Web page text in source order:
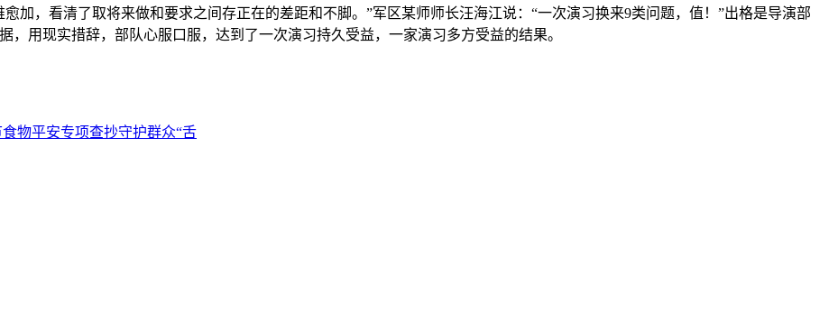
加，看清了取将来做和要求之间存正在的差距和不脚。”军区某师师长汪海江说：“一次演习换来9类问题，值！”出格是导演部
用现实措辞，部队心服口服，达到了一次演习持久受益，一家演习多方受益的结果。
物平安专项查抄守护群众“舌